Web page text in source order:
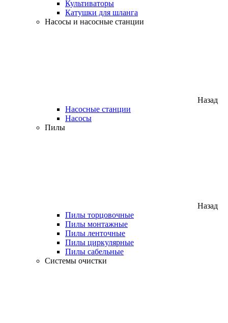
Культиваторы
Катушки для шланга
Насосы и насосные станции
Назад
Насосные станции
Насосы
Пилы
Назад
Пилы торцовочные
Пилы монтажные
Пилы ленточные
Пилы циркулярные
Пилы сабельные
Системы очистки